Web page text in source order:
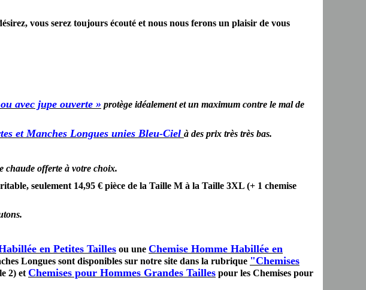
vous serez toujours écouté et nous nous ferons un plaisir de vous
avec jupe ouverte » protège idéalement et un maximum contre le mal de
et Manches Longues unies Bleu-Ciel à des prix très très bas.
chaude offerte à votre choix.
seulement 14,95 € pièce de la Taille M à la Taille 3XL (+ 1 chemise
en Petites Tailles ou une Chemise Homme Habillée en
Longues sont disponibles sur notre site dans la rubrique "Chemises
2) et Chemises pour Hommes Grandes Tailles pour les Chemises pour